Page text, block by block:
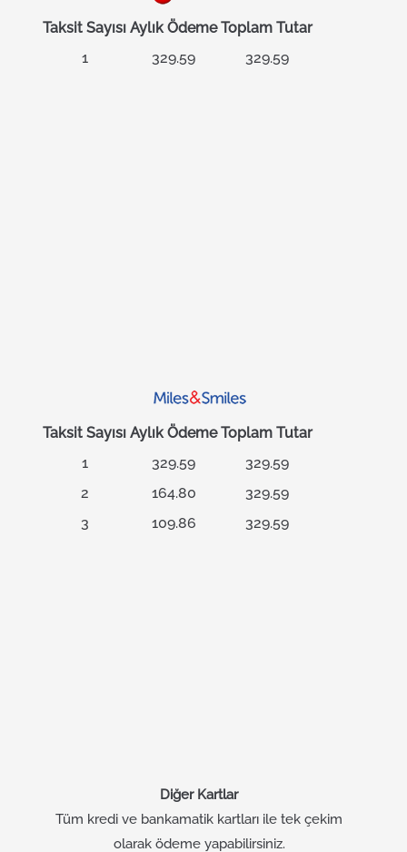
Taksit Sayısı Aylık Ödeme Toplam Tutar
1
329.59 329.59
Taksit Sayısı Aylık Ödeme Toplam Tutar
1
329.59
329.59
2
164.80
329.59
3
109.86 329.59
Diğer Kartlar
Tüm kredi ve bankamatik kartları ile tek çekim
olarak ödeme yapabilirsiniz.